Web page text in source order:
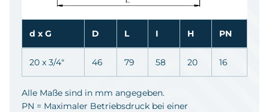
d x G D L I H PN
20 x 3/4" 46 79 58 20 16
Alle Maße sind in mm angegeben.
PN = Maximaler Betriebsdruck bei einer